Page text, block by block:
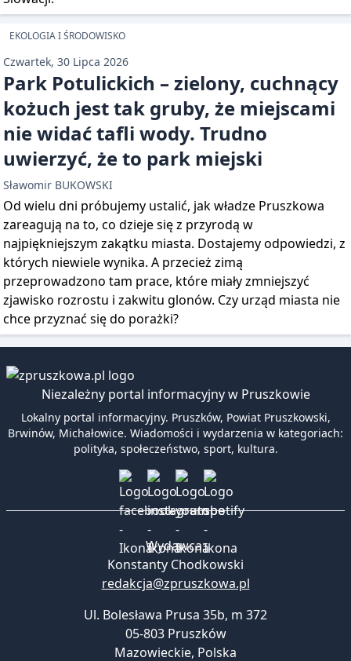
EKOLOGIA I ŚRODOWISKO
Czwartek, 30 Lipca 2026
Park Potulickich – zielony, cuchnący
kożuch jest tak gruby, że miejscami
nie widać tafli wody. Trudno
uwierzyć, że to park miejski
Sławomir BUKOWSKI
Od wielu dni próbujemy ustalić, jak władze Pruszkowa
zareagują na to, co dzieje się z przyrodą w
najpiękniejszym zakątku miasta. Dostajemy odpowiedzi, z
których niewiele wynika. A przecież zimą
przeprowadzono tam prace, które miały zmniejszyć
zjawisko rozrostu i zakwitu glonów. Czy urząd miasta nie
chce przyznać się do porażki?
Niezależny portal informacyjny w Pruszkowie
Lokalny portal informacyjny. Pruszków, Powiat Pruszkowski,
Brwinów, Michałowice. Wiadomości i wydarzenia w kategoriach:
polityka, społeczeństwo, sport, kultura.
Wydawca:
Konstanty Chodkowski
redakcja@zpruszkowa.pl
Ul. Bolesława Prusa 35b, m 372
05-803 Pruszków
Mazowieckie, Polska